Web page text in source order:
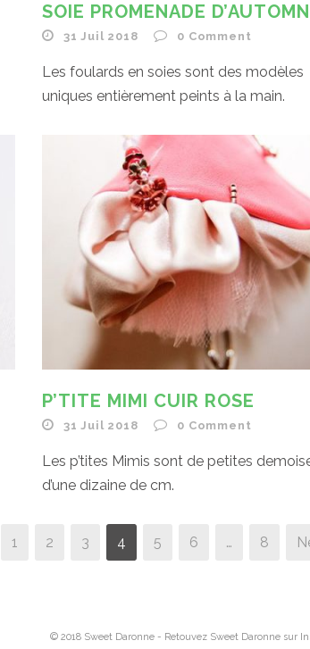
SOIE PROMENADE
31 Juil 2018 0 Comment
Les foulards en soies sont des modèles
uniques entièrement peints à la main.
P’TITE MIMI CUIR ROSE
31 Juil 2018 0 Comment
Les p’tites Mimis sont de petites
d’une dizaine de cm.
1 2 3 4 5 6 … 8
© 2018 Sweet Daronne - Retouvez Sweet Daronne sur